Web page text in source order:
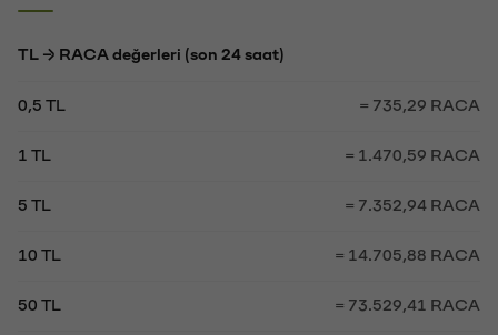
TL → RACA değerleri (son 24 saat)
0,5 TL = 735,29 RACA
1 TL = 1.470,59 RACA
5 TL = 7.352,94 RACA
10 TL = 14.705,88 RACA
50 TL = 73.529,41 RACA